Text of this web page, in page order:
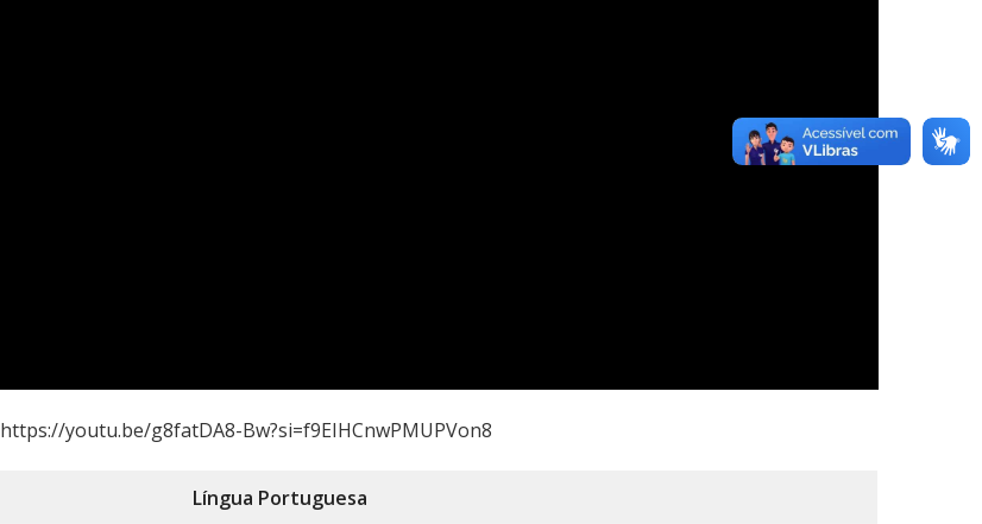
https://youtu.be/g8fatDA8-Bw?si=f9EIHCnwPMUPVon8
Língua Portuguesa